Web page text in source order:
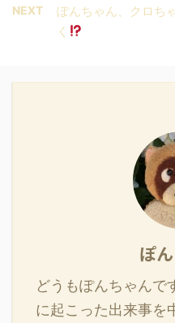
NEXT
ぽんちゃん、クロち
く
ぽ
どうもぽんちゃんで
に起こった出来事を